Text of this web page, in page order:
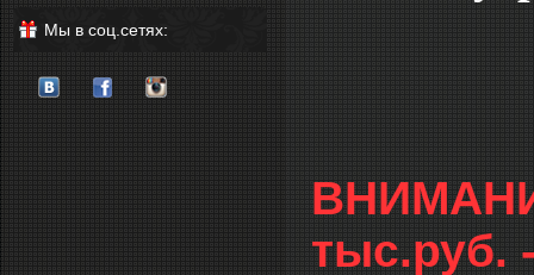
Мы в соц.сетях:
тыс.руб.